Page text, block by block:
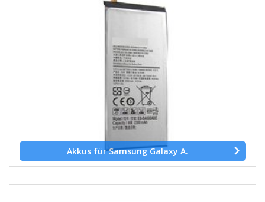
Akkus für Samsung Galaxy A.